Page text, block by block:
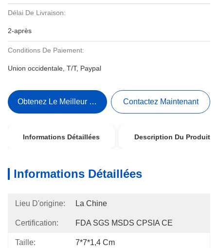
Délai De Livraison:
2-après
Conditions De Paiement:
Union occidentale, T/T, Paypal
Obtenez Le Meilleur Prix Contactez Maintenant
Informations Détaillées Description Du Produit
Informations Détaillées
Lieu D'origine: La Chine
Certification: FDA SGS MSDS CPSIA CE
Taille: 7*7*1,4 Cm